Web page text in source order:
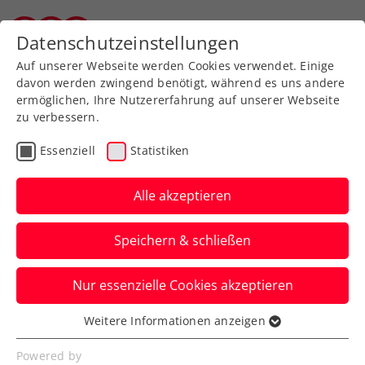
Zurück zur Newsübersicht
Turniere
Tennisschulcup 2026
Unterstufe
Erfolgreiche Vorrunde bei idealen
Bedingungen
Verfasst von: TTV, 12.05.2026
Datenschutzeinstellungen
Auf unserer Webseite werden Cookies verwendet. Einige
davon werden zwingend benötigt, während es uns andere
ermöglichen, Ihre Nutzererfahrung auf unserer Webseite
zu verbessern.
Essenziell Statistiken
Alle akzeptieren
Speichern & schließen
Nur essenzielle Cookies akzeptieren
Essenziell
Essenzielle Cookies werden für grundlegende
Weitere Informationen anzeigen
Powered by